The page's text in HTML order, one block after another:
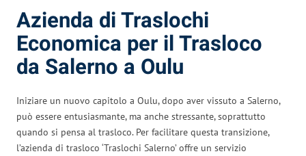
Azienda di Traslochi
Economica per il Trasloco
da Salerno a Oulu
Iniziare un nuovo capitolo a Oulu, dopo aver vissuto a Salerno,
può essere entusiasmante, ma anche stressante, soprattutto
quando si pensa al trasloco. Per facilitare questa transizione,
l’azienda di trasloco ‘Traslochi Salerno’ offre un servizio